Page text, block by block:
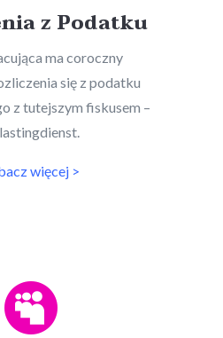
z Podatku
ma coroczny
się z podatku
z tutejszym fiskusem –
więcej >
